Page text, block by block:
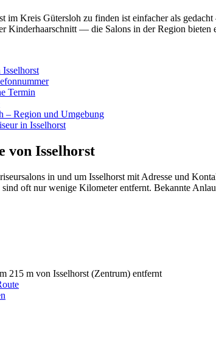
im Kreis Gütersloh zu finden ist einfacher als
Kinderhaarschnitt — die Salons in der Region
Termin
– Region und Umgebung
in Isselhorst
von Isselhorst
in und um Isselhorst mit Adresse und
sind oft nur wenige Kilometer entfernt. Bekannte
215 m von Isselhorst (Zentrum) entfernt